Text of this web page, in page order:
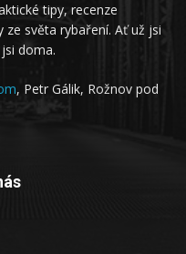
tipy, recenze
ze světa rybaření. Ať už jsi
doma.
, Petr Gálik, Rožnov pod